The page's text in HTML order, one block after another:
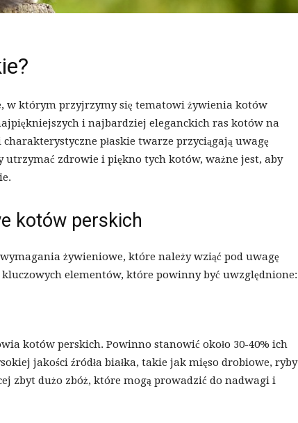
w którym przyjrzymy się tematowi żywienia kotów
i najbardziej eleganckich ras kotów na
płaskie twarze przyciągają uwagę
utrzymać zdrowie i piękno tych kotów, ważne jest, aby
kotów perskich
żywieniowe, które należy wziąć pod uwagę
elementów, które powinny być uwzględnione:
kotów perskich. Powinno stanowić około 30-40% ich
jakości źródła białka, takie jak mięso drobiowe, ryby
zbyt dużo zbóż, które mogą prowadzić do nadwagi i